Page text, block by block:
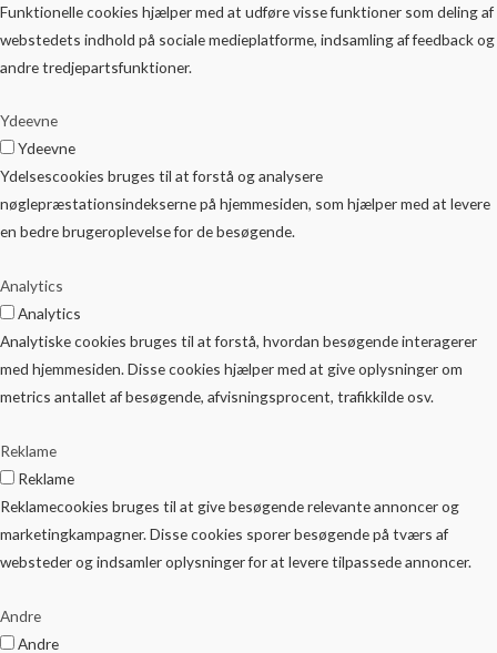
Funktionelle cookies hjælper med at udføre visse funktioner som deling af
webstedets indhold på sociale medieplatforme, indsamling af feedback og
andre tredjepartsfunktioner.
Ydeevne
Ydeevne
Ydelsescookies bruges til at forstå og analysere
nøglepræstationsindekserne på hjemmesiden, som hjælper med at levere
en bedre brugeroplevelse for de besøgende.
Analytics
Analytics
Analytiske cookies bruges til at forstå, hvordan besøgende interagerer
med hjemmesiden. Disse cookies hjælper med at give oplysninger om
metrics antallet af besøgende, afvisningsprocent, trafikkilde osv.
Reklame
Reklame
Reklamecookies bruges til at give besøgende relevante annoncer og
marketingkampagner. Disse cookies sporer besøgende på tværs af
websteder og indsamler oplysninger for at levere tilpassede annoncer.
Andre
Andre